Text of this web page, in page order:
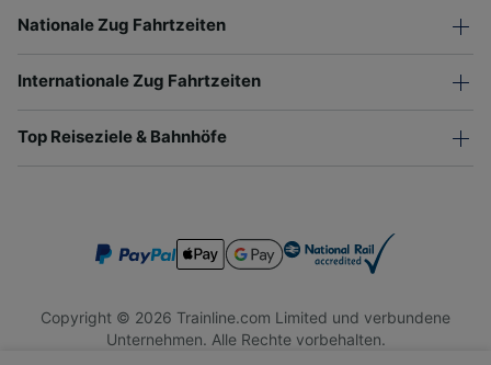
Nationale Zug Fahrtzeiten
Internationale Zug Fahrtzeiten
Top Reiseziele & Bahnhöfe
Copyright © 2026 Trainline.com Limited und verbundene
Unternehmen. Alle Rechte vorbehalten.